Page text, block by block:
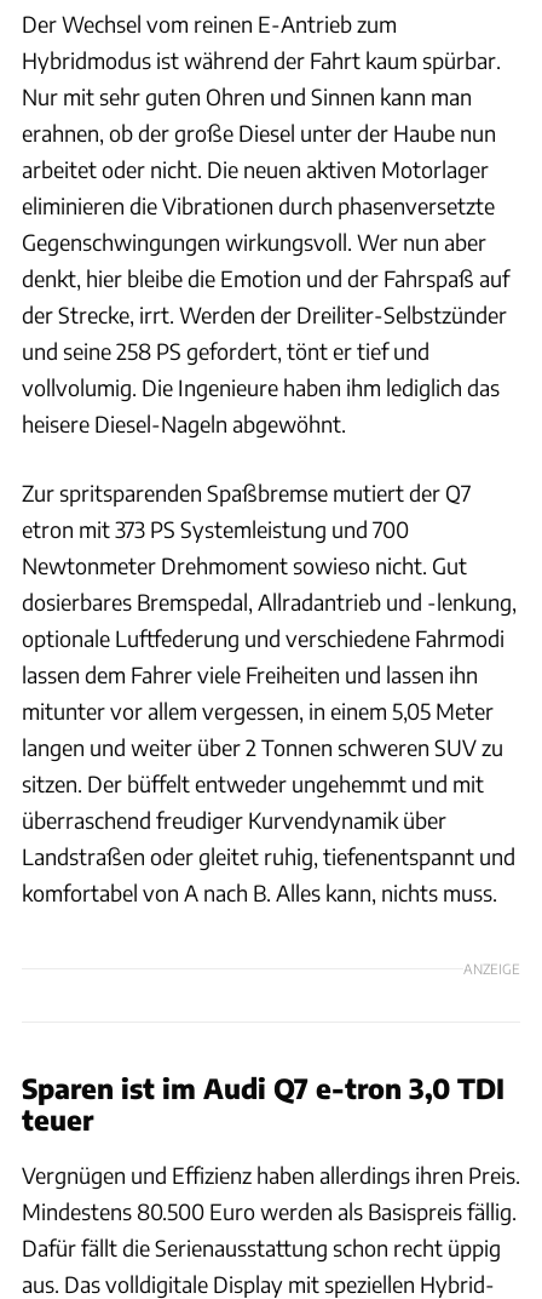
Der Wechsel vom reinen E-Antrieb zum
Hybridmodus ist während der Fahrt kaum spürbar.
Nur mit sehr guten Ohren und Sinnen kann man
erahnen, ob der große Diesel unter der Haube nun
arbeitet oder nicht. Die neuen aktiven Motorlager
eliminieren die Vibrationen durch phasenversetzte
Gegenschwingungen wirkungsvoll. Wer nun aber
denkt, hier bleibe die Emotion und der Fahrspaß auf
der Strecke, irrt. Werden der Dreiliter-Selbstzünder
und seine 258 PS gefordert, tönt er tief und
vollvolumig. Die Ingenieure haben ihm lediglich das
heisere Diesel-Nageln abgewöhnt.
Zur spritsparenden Spaßbremse mutiert der Q7
etron mit 373 PS Systemleistung und 700
Newtonmeter Drehmoment sowieso nicht. Gut
dosierbares Bremspedal, Allradantrieb und -lenkung,
optionale Luftfederung und verschiedene Fahrmodi
lassen dem Fahrer viele Freiheiten und lassen ihn
mitunter vor allem vergessen, in einem 5,05 Meter
langen und weiter über 2 Tonnen schweren SUV zu
sitzen. Der büffelt entweder ungehemmt und mit
überraschend freudiger Kurvendynamik über
Landstraßen oder gleitet ruhig, tiefenentspannt und
komfortabel von A nach B. Alles kann, nichts muss.
ANZEIGE
Sparen ist im Audi Q7 e-tron 3,0 TDI
teuer
Vergnügen und Effizienz haben allerdings ihren Preis.
Mindestens 80.500 Euro werden als Basispreis fällig.
Dafür fällt die Serienausstattung schon recht üppig
aus. Das volldigitale Display mit speziellen Hybrid-